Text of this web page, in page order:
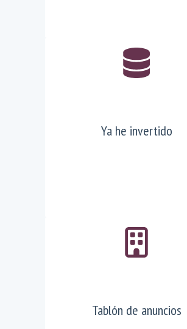
Ya he invertido
Tablón de anuncios